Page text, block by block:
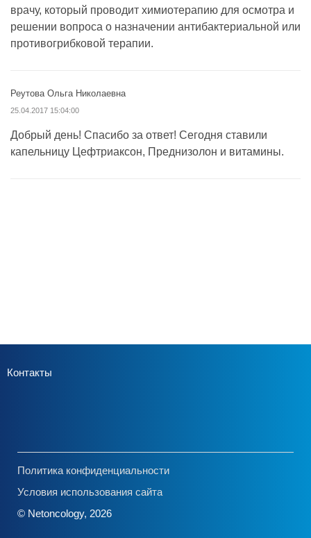
врачу, который проводит химиотерапию для осмотра и
решении вопроса о назначении антибактериальной или
противогрибковой терапии.
Реутова Ольга Николаевна
25.04.2017 15:04:00
Добрый день! Спасибо за ответ! Сегодня ставили
капельницу Цефтриаксон, Преднизолон и витамины.
Контакты
Политика конфиденциальности
Условия использования сайта
© Netoncology, 2026